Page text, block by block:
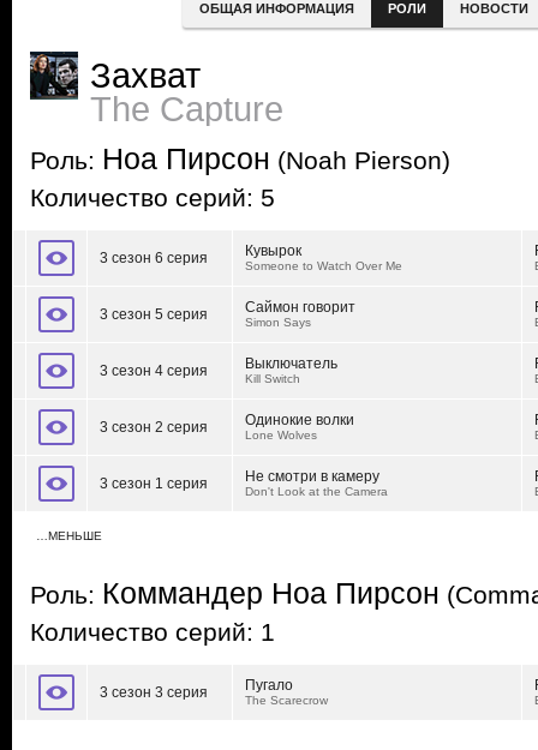
ОБЩАЯ ИНФОРМАЦИЯ РОЛИ НОВОСТИ
Захват
The Capture
Роль: Ноа Пирсон (Noah Pierson)
Количество серий: 5
3 сезон 6 серия Кувырок
Someone to Watch Over Me
3 сезон 5 серия Саймон говорит
Simon Says
3 сезон 4 серия Выключатель
Kill Switch
3 сезон 2 серия Одинокие волки
Lone Wolves
3 сезон 1 серия Не смотри в камеру
Don't Look at the Camera
…МЕНЬШЕ
Роль: Коммандер Ноа Пирсон
Количество серий: 1
3 сезон 3 серия Пугало
The Scarecrow